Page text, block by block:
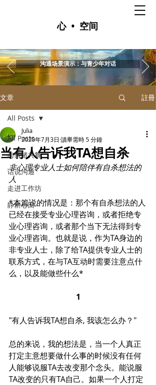
心 • 空间
沟通场景演示：与青少年对话
文章 註冊
All Posts
与情绪共舞
话说沟通
走进工作坊
静耕心田
All Posts
当有人告诉我TA想自杀
Julia
2020年7月3日 讀畢需時 5 分鐘
非心理专业人士如何陪伴有自杀想法的
人
*本篇说的情况是：那个有自杀想法的人
已经在接受专业心理咨询，或者拒绝专
业心理咨询，或者那个当下无法得到专
业心理咨询。也就是说，作为TA身边的
非专业人士，除了给TA提供专业人士的
联系方式，在与TA互动时需要注意点什
么，以及能做些什么*
1
"有人告诉我TA想自杀, 我该怎么办？"
总的来说，我的想法是，当一个人真正
打定主意想要做什么事的时候没有任何
人能够说服TA去改变那个念头。能说服
TA改变的只有TA自己。如果一个人打定